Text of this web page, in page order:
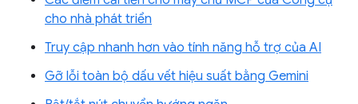
cho nhà phát triển
Truy cập nhanh hơn vào tính năng hỗ trợ của AI
Gỡ lỗi toàn bộ dấu vết hiệu suất bằng Gemini